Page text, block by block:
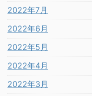
2022年7月
2022年6月
2022年5月
2022年4月
2022年3月